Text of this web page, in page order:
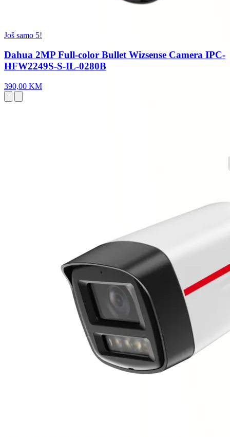
Još samo 5!
Dahua 2MP Full-color Bullet Wizsense Camera IPC-
HFW2249S-S-IL-0280B
390,00 KM